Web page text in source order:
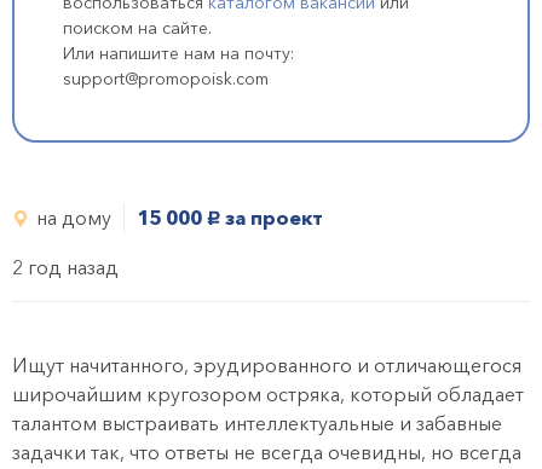
поиском на сайте.
Или напишите нам на почту:
support@promopoisk.com
на дому 15 000 руб. за проект
2 год назад
Ищут начитанного, эрудированного и отличающегося
широчайшим кругозором остряка, который обладает
талантом выстраивать интеллектуальные и забавные
задачки так, что ответы не всегда очевидны, но всегда